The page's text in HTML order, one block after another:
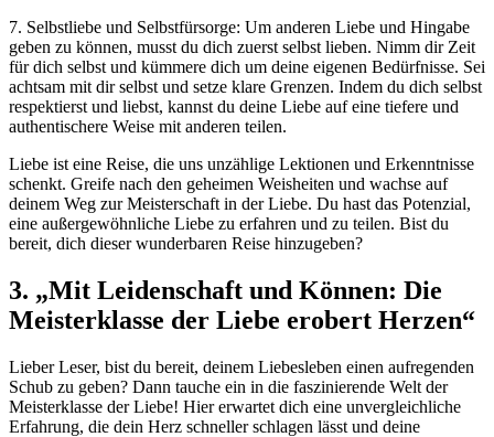
7. Selbstliebe und Selbstfürsorge: Um anderen Liebe und Hingabe
geben zu können, musst du dich zuerst selbst lieben. Nimm dir Zeit
für dich selbst und kümmere dich um deine eigenen Bedürfnisse. Sei
achtsam mit dir selbst und setze klare Grenzen. Indem du dich selbst
respektierst und liebst, kannst du deine Liebe auf eine tiefere und
authentischere Weise mit anderen teilen.
Liebe ist eine Reise, die uns unzählige Lektionen und Erkenntnisse
schenkt. Greife nach den geheimen Weisheiten und wachse auf
deinem Weg zur Meisterschaft in der Liebe. Du hast das Potenzial,
eine außergewöhnliche Liebe zu erfahren und zu teilen. Bist du
bereit, dich dieser wunderbaren Reise hinzugeben?
3. „Mit Leidenschaft und Können: Die
Meisterklasse der Liebe erobert Herzen“
Lieber Leser, bist du bereit, deinem Liebesleben einen aufregenden
Schub zu geben? Dann tauche ein in die faszinierende Welt der
Meisterklasse der Liebe! Hier erwartet dich eine unvergleichliche
Erfahrung, die dein Herz schneller schlagen lässt und deine